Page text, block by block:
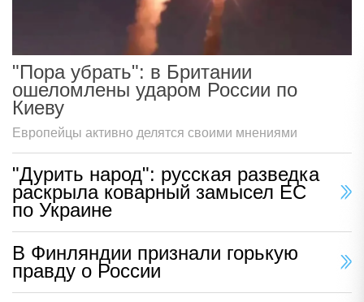
"Пора убрать": в Британии
ошеломлены ударом России по
Киеву
Европейцы активно делятся своими мнениями
"Дурить народ": русская разведка
раскрыла коварный замысел ЕС
по Украине
В Финляндии признали горькую
правду о России